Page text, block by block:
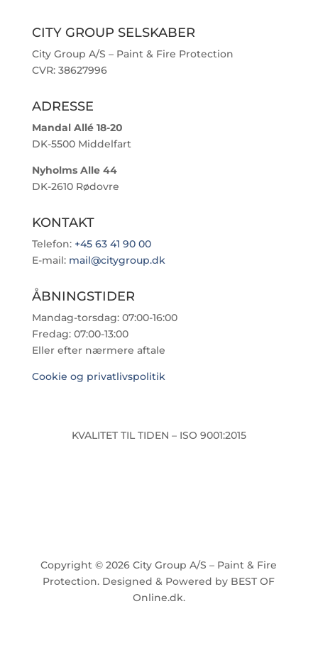
CITY GROUP SELSKABER
City Group A/S – Paint & Fire Protection
CVR: 38627996
ADRESSE
Mandal Allé 18-20
DK-5500 Middelfart
Nyholms Alle 44
DK-2610 Rødovre
KONTAKT
Telefon: +45 63 41 90 00
E-mail: mail@citygroup.dk
ÅBNINGSTIDER
Mandag-torsdag: 07:00-16:00
Fredag: 07:00-13:00
Eller efter nærmere aftale
Cookie og privatlivspolitik
KVALITET TIL TIDEN – ISO 9001:2015
Copyright © 2026 City Group A/S – Paint & Fire
Protection. Designed & Powered by BEST OF
Online.dk.